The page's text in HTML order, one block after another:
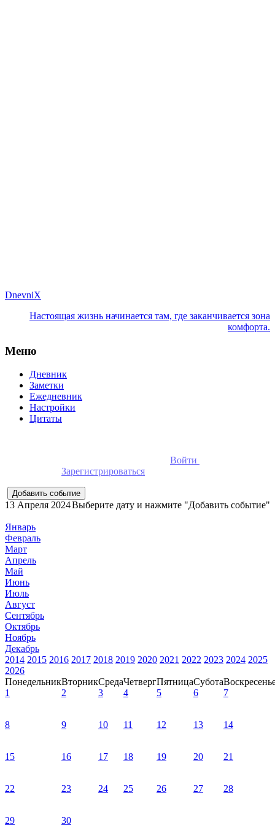
DnevniX
Настоящая жизнь начинается там, где заканчивается зона
комфорта.
Меню
Дневник
Заметки
Ежедневник
Настройки
Цитаты
Войти
Зарегистрироваться
Выберите дату и нажмите "Добавить событие"
13 Апреля 2024
Январь
Февраль
Март
Апрель
Май
Июнь
Июль
Август
Сентябрь
Октябрь
Ноябрь
Декабрь
2014 2015 2016 2017 2018 2019 2020 2021 2022 2023 2024 2025
2026
ПонедельникВторникСредаЧетвергПятницаСубота
1
2 3 4 5 6 7
8 9 10 11 12 13 14
15 16 17 18 19 20 21
22 23 24 25 26 27 28
29 30